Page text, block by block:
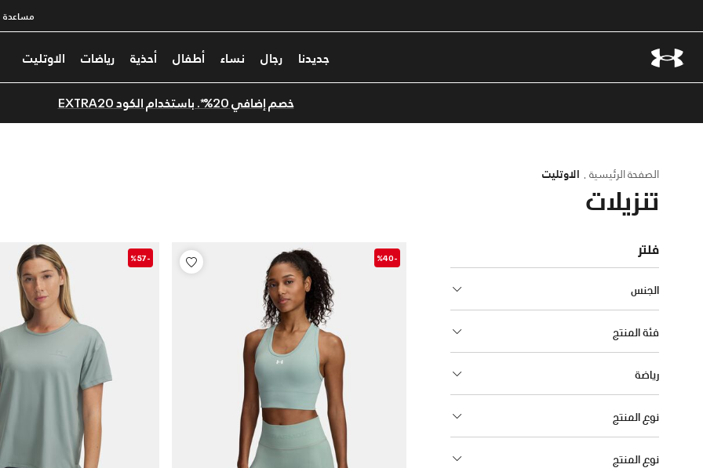
مساعدة
جديدنا رجال نساء أطفال أحذية رياضات الاوتليت
خصم إضافي 20%*. باستخدام الكود EXTRA20
الصفحة الرئيسية الاوتليت
تنزيلات
فلتر
الجنس
فئة المنتج
رياضة
نوع المنتج
نوع المنتج
-%40
-%57